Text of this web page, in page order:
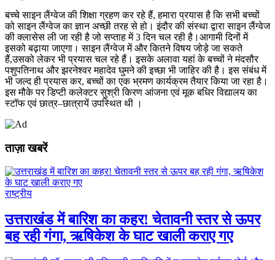
बच्चे साइन लैंग्वेज की शिक्षा ग्रहण कर रहे हैं, हमारा प्रयास है कि सभी बच्चों
को साइन लैंग्वेज का ज्ञान अच्छी तरह से हो। इंदौर की संस्था द्वारा साइन लैंग्वेज
की क्लासेस ली जा रही है जो सप्‍ताह में 3 दिन चल रही है।आगामी दिनों में
इसको बढ़ाया जाएगा। साइन लैंग्वेज में और कितने विषय जोड़े जा सकते
हैं,उसको लेकर भी प्रयास चल रहे हैं। इसके अलावा यहां के बच्चों ने मंदसौर
पशुपतिनाथ और झरनेश्वर महादेव घुमने की इच्छा भी जाहिर की है। इस संबंध में
भी जल्द ही प्रयास कर, बच्चों का एक भ्रमण कार्यक्रम तैयार किया जा रहा है।
इस मौके पर डिप्टी कलेक्टर सुश्री किरण आंजना एवं मूक बधिर विद्यालय का
स्टॉफ एवं छात्र–छात्रायें उपस्थित थी ।
ताज़ा खबरें
राष्ट्रीय
उत्तराखंड में बारिश का कहर! चेतावनी स्तर से ऊपर
बह रही गंगा, ऋषिकेश के घाट खाली कराए गए